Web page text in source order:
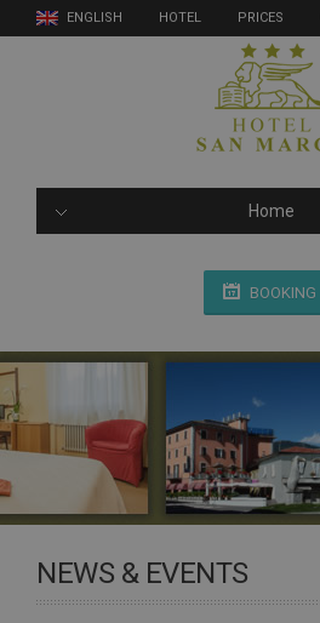
ENGLISH HOTEL PRICES
Home
BOOKING
NEWS & EVENTS